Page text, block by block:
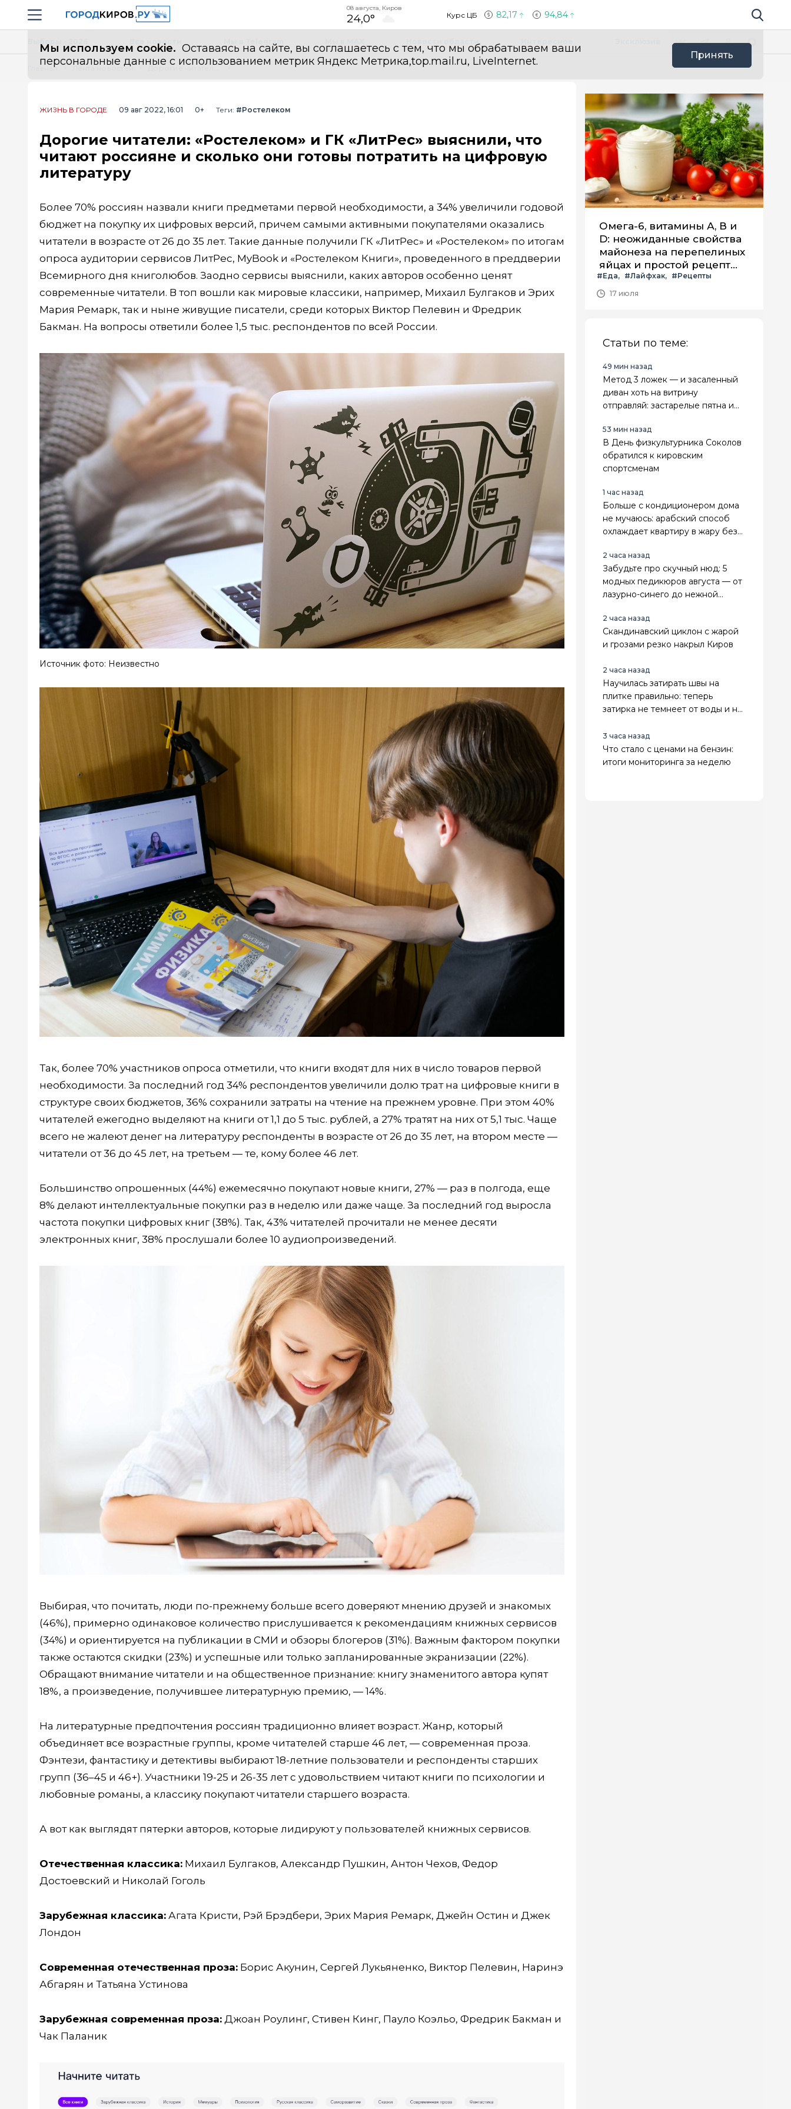
Навигация сайта
08 августа, Киров
24,0° Курс ЦБ 82,17 94,84 Поиск по
Мы используем cookie. Оставаясь на сайте, вы соглашаетесь с тем, что мы обрабатываем ваши
персональные данные с использованием метрик Яндекс Метрика,top.mail.ru, LiveInternet.
Принять
Все новости
Главная Лента новостей
ЖИЗНЬ В ГОРОДЕ 09 авг 2022, 16:01 0+ Теги: #Ростелеком
Дорогие читатели: «Ростелеком» и ГК «ЛитРес» выяснили, что
читают россияне и сколько они готовы потратить на цифровую
литературу
Более 70% россиян назвали книги предметами первой необходимости, а 34% увеличили годовой
бюджет на покупку их цифровых версий, причем самыми активными покупателями оказались
читатели в возрасте от 26 до 35 лет. Такие данные получили ГК «ЛитРес» и «Ростелеком» по итогам
опроса аудитории сервисов ЛитРес, MyBook и «Ростелеком Книги», проведенного в преддверии
Всемирного дня книголюбов. Заодно сервисы выяснили, каких авторов особенно ценят
современные читатели. В топ вошли как мировые классики, например, Михаил Булгаков и Эрих
Мария Ремарк, так и ныне живущие писатели, среди которых Виктор Пелевин и Фредрик
Бакман. На вопросы ответили более 1,5 тыс. респондентов по всей России.
Источник фото: Неизвестно
Так, более 70% участников опроса отметили, что книги входят для них в число товаров первой
необходимости. За последний год 34% респондентов увеличили долю трат на цифровые книги в
структуре своих бюджетов, 36% сохранили затраты на чтение на прежнем уровне. При этом 40%
читателей ежегодно выделяют на книги от 1,1 до 5 тыс. рублей, а 27% тратят на них от 5,1 тыс. Чаще
всего не жалеют денег на литературу респонденты в возрасте от 26 до 35 лет, на втором месте —
читатели от 36 до 45 лет, на третьем — те, кому более 46 лет.
Большинство опрошенных (44%) ежемесячно покупают новые книги, 27% — раз в полгода, еще
8% делают интеллектуальные покупки раз в неделю или даже чаще. За последний год выросла
частота покупки цифровых книг (38%). Так, 43% читателей прочитали не менее десяти
электронных книг, 38% прослушали более 10 аудиопроизведений.
Выбирая, что почитать, люди по-прежнему больше всего доверяют мнению друзей и знакомых
(46%), примерно одинаковое количество прислушивается к рекомендациям книжных сервисов
(34%) и ориентируется на публикации в СМИ и обзоры блогеров (31%). Важным фактором покупки
также остаются скидки (23%) и успешные или только запланированные экранизации (22%).
Обращают внимание читатели и на общественное признание: книгу знаменитого автора купят
18%, а произведение, получившее литературную премию, — 14%.
На литературные предпочтения россиян традиционно влияет возраст. Жанр, который
объединяет все возрастные группы, кроме читателей старше 46 лет, — современная проза.
Фэнтези, фантастику и детективы выбирают 18-летние пользователи и респонденты старших
групп (36–45 и 46+). Участники 19-25 и 26-35 лет с удовольствием читают книги по психологии и
любовные романы, а классику покупают читатели старшего возраста.
А вот как выглядят пятерки авторов, которые лидируют у пользователей книжных сервисов.
Отечественная классика: Михаил Булгаков, Александр Пушкин, Антон Чехов, Федор
Достоевский и Николай Гоголь
Зарубежная классика: Агата Кристи, Рэй Брэдбери, Эрих Мария Ремарк, Джейн Остин и Джек
Лондон
Современная отечественная проза: Борис Акунин, Сергей Лукьяненко, Виктор Пелевин, Наринэ
Абгарян и Татьяна Устинова
Зарубежная современная проза: Джоан Роулинг, Стивен Кинг, Пауло Коэльо, Фредрик Бакман и
Чак Паланик
Омега-6, витамины А, В и
D: неожиданные свойства
майонеза на перепелиных
яйцах и простой рецепт
летнего салата с ним
#Еда #Лайфхак
#Рецепты
17 июля
Статьи по теме:
49 мин назад
Метод 3 ложек — и засаленный
диван хоть на витрину
отправляй: застарелые пятна и
53 мин назад
В День физкультурника Соколов
обратился к кировским
спортсменам
1 час назад
Больше с кондиционером дома
не мучаюсь: арабский способ
охлаждает квартиру в жару без
2 часа назад
Забудьте про скучный нюд: 5
модных педикюров августа — от
лазурно-синего до нежной
2 часа назад
Скандинавский циклон с жарой
и грозами резко накрыл Киров
2 часа назад
Научилась затирать швы на
плитке правильно: теперь
затирка не темнеет от воды и не
3 часа назад
Что стало с ценами на бензин:
итоги мониторинга за неделю